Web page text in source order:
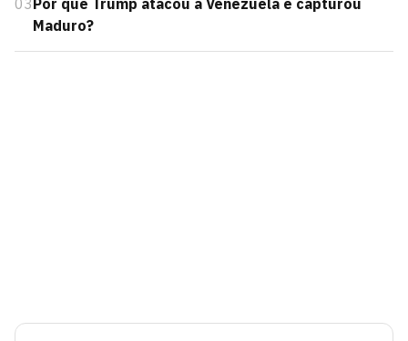
03 Por que Trump atacou a Venezuela e capturou
Maduro?